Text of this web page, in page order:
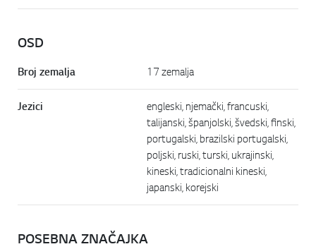
OSD
Broj zemalja 17 zemalja
Jezici
engleski, njemački, francuski,
talijanski, španjolski, švedski, finski,
portugalski, brazilski portugalski,
poljski, ruski, turski, ukrajinski,
kineski, tradicionalni kineski,
japanski, korejski
POSEBNA ZNAČAJKA